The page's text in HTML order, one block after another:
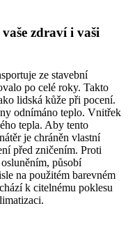
zdraví i vaši
ze stavební
po celé roky. Takto
lidská kůže při pocení.
odnímáno teplo. Vnitřek
tepla. Aby tento
je chráněn vlastní
před zničením. Proti
působí
na použitém barevném
k citelnému poklesu